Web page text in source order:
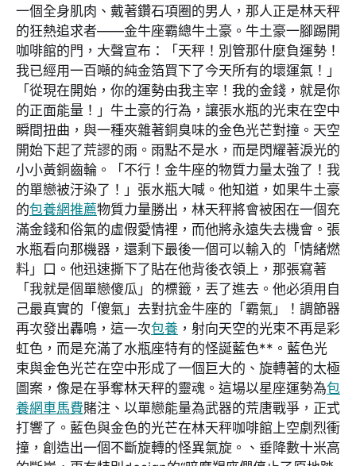
一個全身肌肉、戴著鑽石項圈的男人，那人正是林天秤
的狂熱追求者——金牛座霸總牛土豪。牛土豪一腳踢開
咖啡館的門，大聲宣布：「天秤！別管那什麼負運勢！
我已經用一百噸的純金箔買下了今天所有的壞運氣！」
「從現在開始，你的運勢由我主宰！我的金錢，就是你
的正面能量！」牛土豪的行為，讓張水瓶的光束在空中
瞬間扭曲，與一種夾雜著銅臭味的金色光芒對撞。天空
開始下起了荒謬的雨。雨點不是水，而是閃耀著淚光的
小小黃銅齒輪。「不行！金牛座的物質力量太強了！我
的單戀被汙染了！」張水瓶大喊。他知道，如果牛土豪
的包養網推薦物質力量勝出，林天秤將會被困在一個充
滿金錢和俗氣的虛假愛情裡，而他將永遠失去機會。張
水瓶看向那機器，還剩下最後一個可以輸入的「情緒燃
料」口。他迅速撕下了貼在他背後衣領上，那張寫著
「我就是個單戀傻瓜」的標籤，丟了進去。他必須用自
己最真實的「傻氣」去對抗金牛座的「霸氣」！調節器
再次發出轟鳴，這一次包養 ，射向天空的光束不再是彩
虹色，而是充滿了水瓶座特有的怪誕藍色**。藍色光
束與金色光芒在空中形成了一個巨大的、旋轉著的太極
圖案，像是在爭奪林天秤的靈魂。這場以星座運勢為包
養網車馬費賭注、以單戀能量為武器的荒唐戰爭，正式
打響了。藍色與金色的光芒在林天秤咖啡館上空劇烈衝
撞，創造出一個不斷旋轉的怪異氣旋。、垂降數十米高